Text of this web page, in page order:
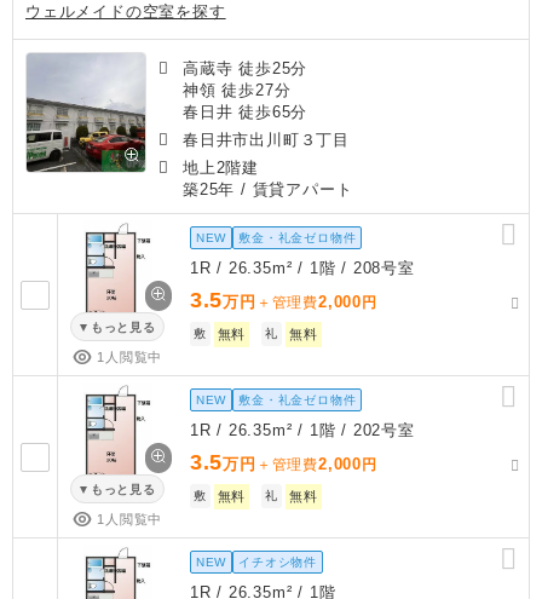
ウェルメイドの空室を探す
高蔵寺 徒歩25分
神領 徒歩27分
春日井 徒歩65分
春日井市出川町３丁目
地上2階建
築25年 / 賃貸アパート
もっと見る
1人閲覧中
NEW 敷金・礼金ゼロ物件
1R / 26.35m² / 1階 / 208号室
3.5万円 ＋管理費2,000 円
敷 無料 礼 無料
もっと見る
1人閲覧中
NEW 敷金・礼金ゼロ物件
1R / 26.35m² / 1階 / 202号室
3.5万円 ＋管理費2,000 円
敷 無料 礼 無料
NEW イチオシ物件
1R / 26.35m² / 1階